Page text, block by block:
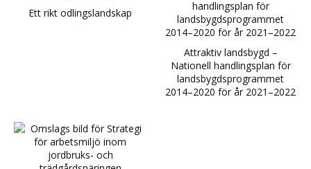
Ett rikt odlingslandskap
Attraktiv landsbygd –
Nationell handlingsplan för
landsbygdsprogrammet
2014–2020 för år 2021–2022